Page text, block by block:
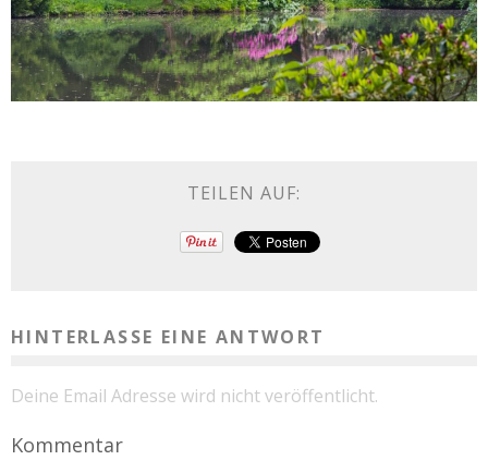
TEILEN AUF:
HINTERLASSE EINE ANTWORT
Deine Email Adresse wird nicht veröffentlicht.
Kommentar